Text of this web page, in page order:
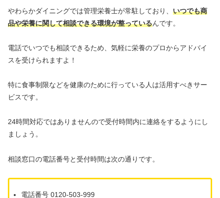
やわらかダイニングでは管理栄養士が常駐しており、 いつでも商
品や栄養に関して相談できる環境が整っているんです。
電話でいつでも相談できるため、気軽に栄養のプロからアドバイ
スを受けられますよ！
特に食事制限などを健康のために行っている人は活用すべきサー
ビスです。
24時間対応ではありませんので受付時間内に連絡をするようにし
ましょう。
相談窓口の電話番号と受付時間は次の通りです。
電話番号 0120-503-999